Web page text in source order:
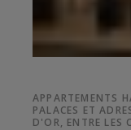
APPARTEMENTS
PALACES ET
D'OR, ENTRE LES